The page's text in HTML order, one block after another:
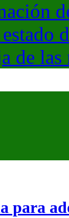
de
para